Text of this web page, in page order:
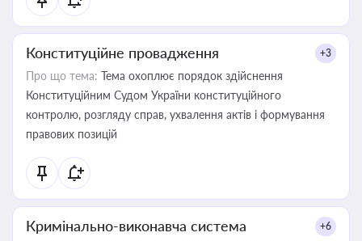
Конституційне провадження +3
Про що тема: Тема охоплює порядок здійснення
Конституційним Судом України конституційного
контролю, розгляду справ, ухвалення актів і формування
правових позицій
Кримінально-виконавча система +6